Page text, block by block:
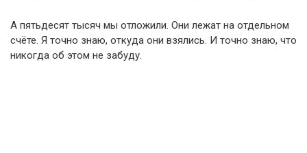
А пятьдесят тысяч мы отложили. Они лежат на отдельном
счёте. Я точно знаю, откуда они взялись. И точно знаю, что
никогда об этом не забуду.